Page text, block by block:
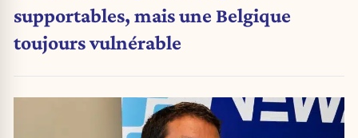
supportables, mais une Belgique
toujours vulnérable